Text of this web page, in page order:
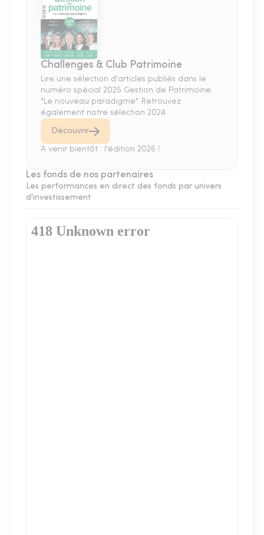
Challenges & Club Patrimoine
Lire une sélection d'articles publiés dans le
numéro spécial 2025 Gestion de Patrimoine
"Le nouveau paradigme". Retrouvez
également notre sélection 2024.
Découvrir
A venir bientôt : l'édition 2026 !
Les fonds de nos partenaires
Les performances en direct des fonds par univers
d'investissement